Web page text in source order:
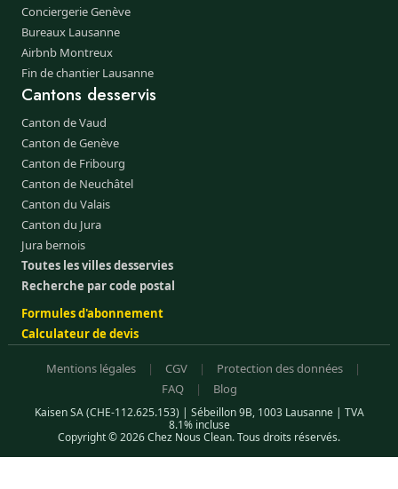
Conciergerie Genève
Bureaux Lausanne
Airbnb Montreux
Fin de chantier Lausanne
Cantons desservis
Canton de Vaud
Canton de Genève
Canton de Fribourg
Canton de Neuchâtel
Canton du Valais
Canton du Jura
Jura bernois
Toutes les villes desservies
Recherche par code postal
Formules d'abonnement
Calculateur de devis
Mentions légales | CGV | Protection des données
|
FAQ
| Blog
Kaisen SA (CHE-112.625.153) | Sébeillon 9B, 1003 Lausanne | TVA
8.1% incluse
Copyright © 2026 Chez Nous Clean. Tous droits réservés.